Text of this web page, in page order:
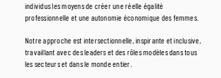
individus les moyens de créer une réelle égalité
professionnelle et une autonomie économique des femmes.
Notre approche est intersectionnelle, inspirante et inclusive,
travaillant avec des leaders et des rôles modèles dans tous
les secteurs et dans le monde entier.